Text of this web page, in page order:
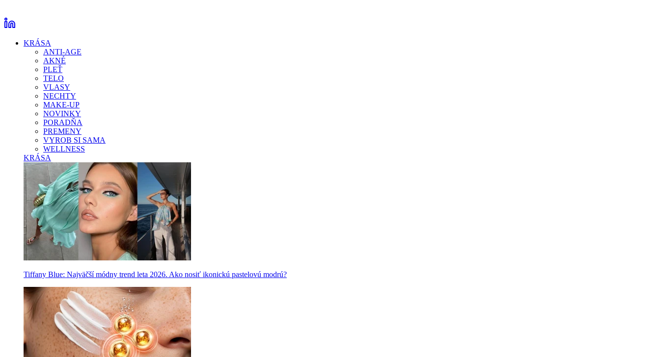
KRÁSA
ANTI-AGE
AKNÉ
PLEŤ
TELO
VLASY
NECHTY
MAKE-UP
NOVINKY
PORADŇA
PREMENY
VYROB SI SAMA
WELLNESS
KRÁSA
Tiffany Blue: Najväčší módny trend leta 2026. Ako nosiť ikonickú pastelovú modrú?